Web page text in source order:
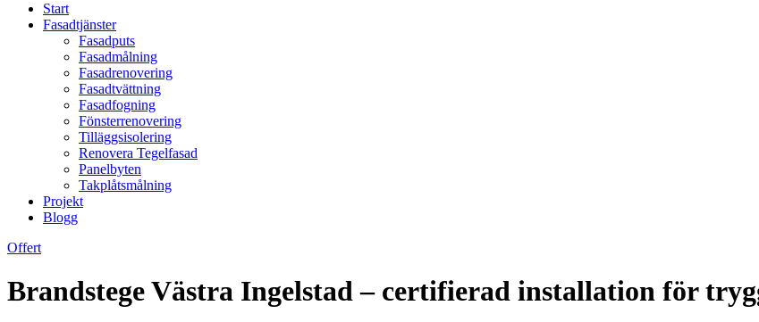
Start
Fasadtjänster
Fasadputs
Fasadmålning
Fasadrenovering
Fasadtvättning
Fasadfogning
Fönsterrenovering
Tilläggsisolering
Renovera Tegelfasad
Panelbyten
Takplåtsmålning
Projekt
Blogg
Offert
Brandstege Västra Ingelstad – certifierad installation för